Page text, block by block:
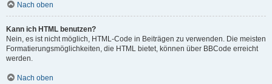
Nach oben
Kann ich HTML benutzen?
Nein, es ist nicht möglich, HTML-Code in Beiträgen zu verwenden. Die meisten
Formatierungsmöglichkeiten, die HTML bietet, können über BBCode erreicht
werden.
Nach oben